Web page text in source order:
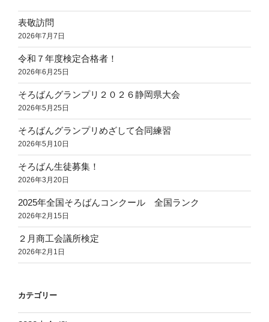
表敬訪問
2026年7月7日
令和７年度検定合格者！
2026年6月25日
そろばんグランプリ２０２６静岡県大会
2026年5月25日
そろばんグランプリめざして合同練習
2026年5月10日
そろばん生徒募集！
2026年3月20日
2025年全国そろばんコンクール 全国ランク
2026年2月15日
２月商工会議所検定
2026年2月1日
カテゴリー